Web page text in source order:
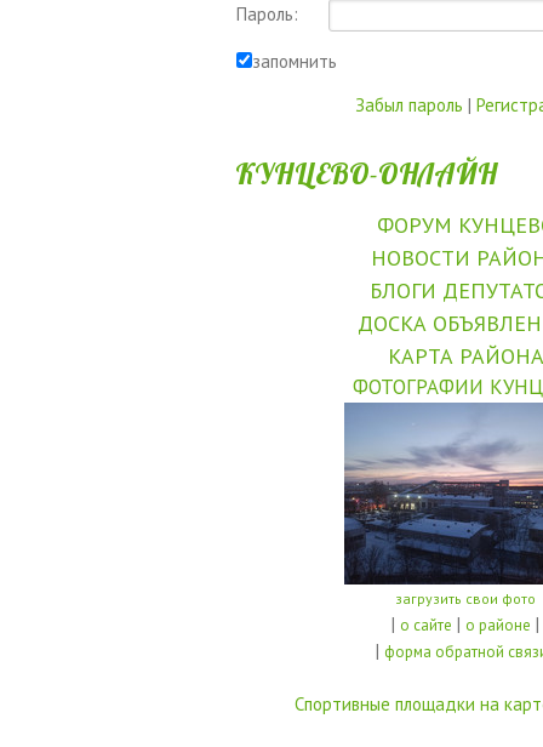
Пароль:
запомнить
Забыл пароль |
КУНЦЕВО-ОНЛАЙН
ФОРУМ
НОВОСТИ
БЛОГИ
ДОСКА
КАРТА РАЙОНА
ФОТОГРАФИИ
загрузить свои фото
| о сайте | о районе |
| форма обратной
Спортивные площадки на